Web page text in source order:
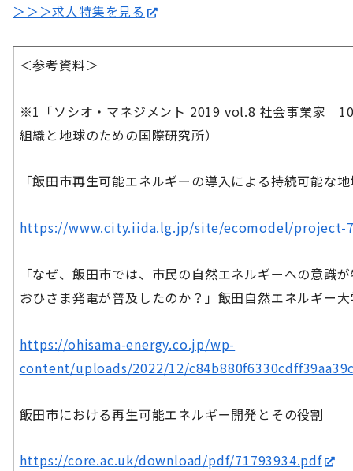
＞＞＞求人特集を見る
＜参考資料＞
※1「ソシオ・マネジメント 2019 vol.8 社会事業家
組織と地球のための国際研究所）
「飯田市再生可能エネルギーの導入による持続可能な
https://www.city.iida.lg.jp/site/ecomodel/project-
「なぜ、飯田市では、市民の自然エネルギーへの意識
おひさま発電が普及したのか？」飯田自然エネルギー
https://ohisama-energy.co.jp/wp-
content/uploads/2022/12/
飯田市における再生可能エネルギー開発とその役割
https://core.ac.uk/download/pdf/71793934.pdf